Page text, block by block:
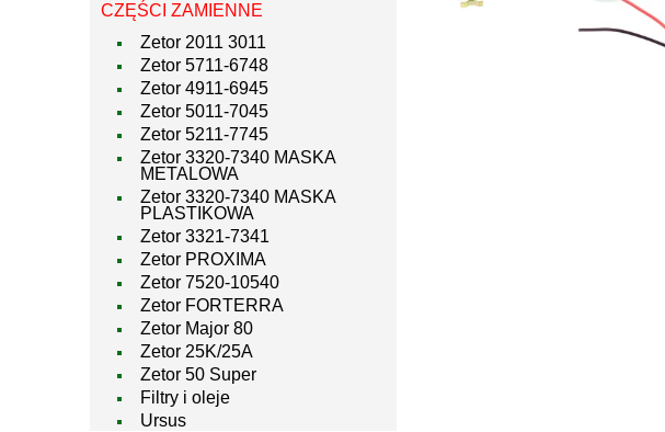
CZĘŚCI ZAMIENNE
Zetor 2011 3011
Zetor 5711-6748
Zetor 4911-6945
Zetor 5011-7045
Zetor 5211-7745
Zetor 3320-7340 MASKA
METALOWA
Zetor 3320-7340 MASKA
PLASTIKOWA
Zetor 3321-7341
Zetor PROXIMA
Zetor 7520-10540
Zetor FORTERRA
Zetor Major 80
Zetor 25K/25A
Zetor 50 Super
Filtry i oleje
Ursus